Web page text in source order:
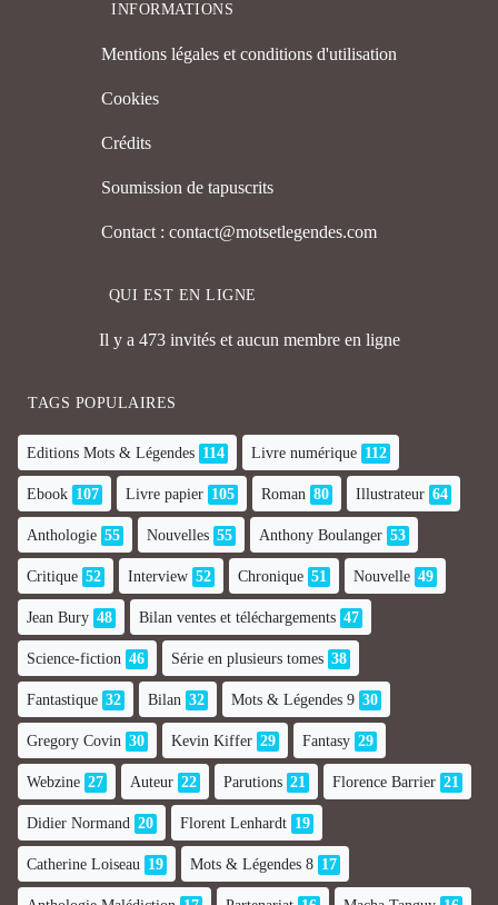
INFORMATIONS
Mentions légales et conditions d'utilisation
Cookies
Crédits
Soumission de tapuscrits
Contact : contact@motsetlegendes.com
QUI EST EN LIGNE
Il y a 473 invités et aucun membre en ligne
TAGS POPULAIRES
Editions Mots & Légendes 114 Livre numérique 112
Ebook 107 Livre papier 105 Roman 80 Illustrateur 64
Anthologie 55 Nouvelles 55 Anthony Boulanger 53
Critique 52 Interview 52 Chronique 51 Nouvelle 49
Jean Bury 48 Bilan ventes et téléchargements 47
Science-fiction 46 Série en plusieurs tomes 38
Fantastique 32 Bilan 32 Mots & Légendes 9 30
Gregory Covin 30 Kevin Kiffer 29 Fantasy 29
Webzine 27 Auteur 22 Parutions 21 Florence Barrier 21
Didier Normand 20 Florent Lenhardt 19
Catherine Loiseau 19 Mots & Légendes 8 17